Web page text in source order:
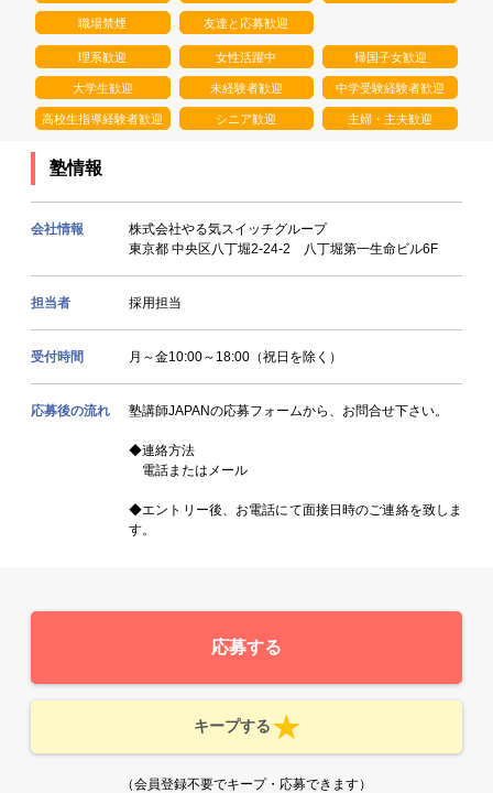
職場禁煙 友達と応募歓迎
理系歓迎 女性活躍中 帰国子女歓迎
大学生歓迎 未経験者歓迎 中学受験経験者歓迎
高校生指導経験者歓迎 シニア歓迎 主婦・主夫歓迎
塾情報
会社情報
株式会社やる気スイッチグループ
東京都 中央区八丁堀2-24-2 八丁堀第一生命ビル6F
担当者 採用担当
受付時間 月～金10:00～18:00（祝日を除く）
応募後の流れ 塾講師JAPANの応募フォームから、お問合せ下さい。
◆連絡方法
電話またはメール
◆エントリー後、お電話にて面接日時のご連絡を致しま
す。
応募する
キープする
（会員登録不要でキープ・応募できます）